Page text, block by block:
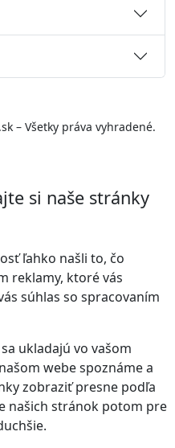
– Všetky práva vyhradené.
si naše stránky
ľahko našli to, čo
reklamy, ktoré vás
súhlas so spracovaním
ukladajú vo vašom
webe spoznáme a
zobraziť presne podľa
našich stránok potom pre